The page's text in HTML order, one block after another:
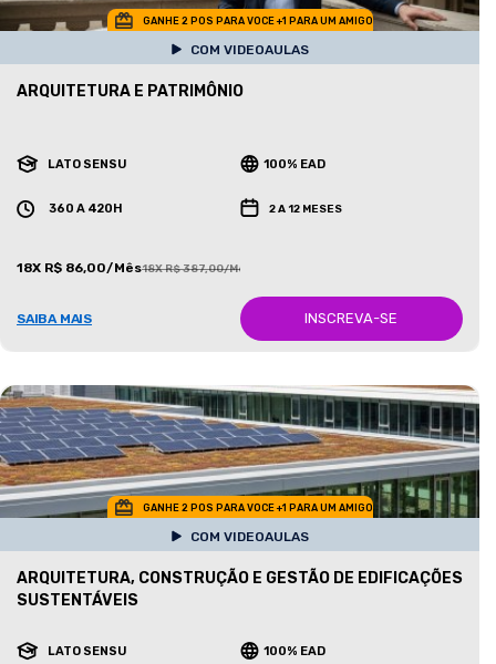
GANHE 2 POS PARA VOCE +1 PARA UM AMIGO
COM VIDEOAULAS
ARQUITETURA E PATRIMÔNIO
LATO SENSU 100% EAD
360 A 420H 2 A 12 MESES
18X R$ 86,00/Mês18X R$ 387,00/Mês
SAIBA MAIS INSCREVA-SE
GANHE 2 POS PARA VOCE +1 PARA UM AMIGO
COM VIDEOAULAS
ARQUITETURA, CONSTRUÇÃO E GESTÃO DE EDIFICAÇÕES
SUSTENTÁVEIS
LATO SENSU 100% EAD